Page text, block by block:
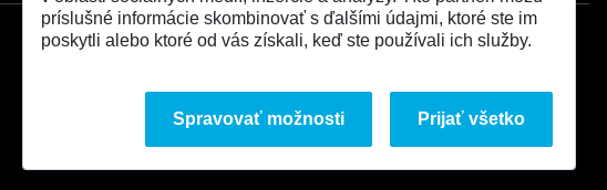
príslušné informácie skombinovať s ďalšími údajmi, ktoré ste im
poskytli alebo ktoré od vás získali, keď ste používali ich služby.
Spravovať možnosti Prijať všetko